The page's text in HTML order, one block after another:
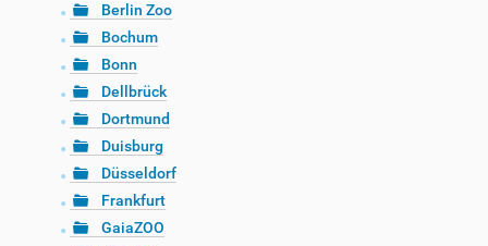
Berlin Zoo
Bochum
Bonn
Dellbrück
Dortmund
Duisburg
Düsseldorf
Frankfurt
GaiaZOO